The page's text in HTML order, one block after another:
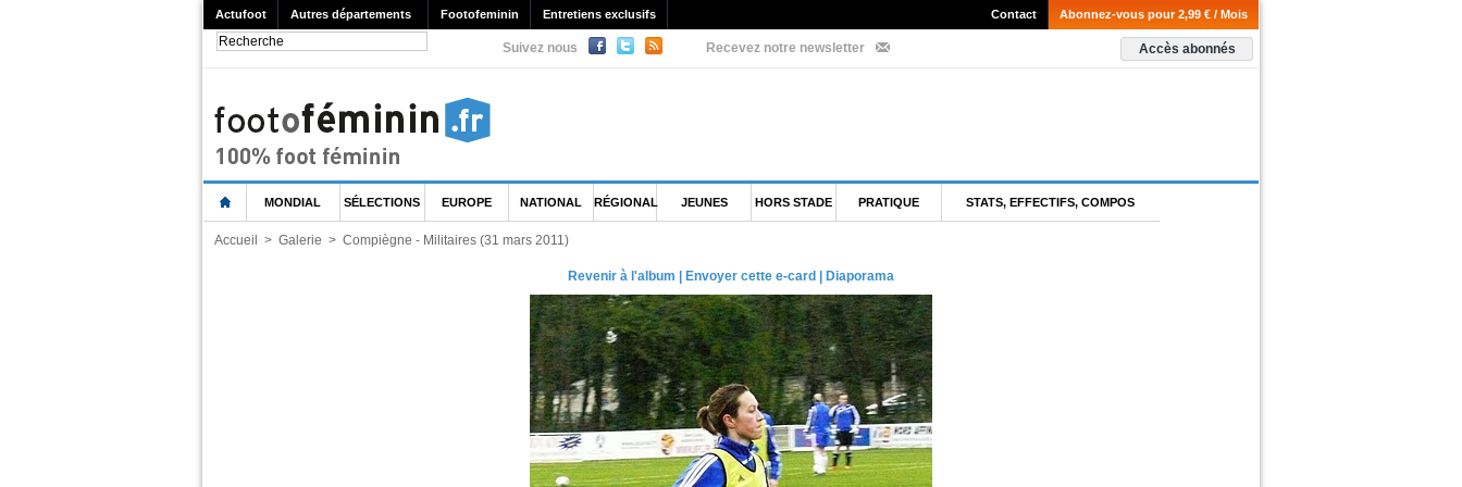
Actufoot Autres départements Footofeminin Entretiens exclusifs Abonnez-vous pour 2,99 € / Mois
Contact
Suivez nous Recevez notre newsletter Accès abonnés
MONDIAL SÉLECTIONS EUROPE NATIONAL RÉGIONAL JEUNES HORS STADE PRATIQUE STATS, EFFECTIFS, COMPOS
Accueil > Galerie > Compiègne - Militaires (31 mars 2011)
Revenir à l'album Envoyer cette e-card Diaporama